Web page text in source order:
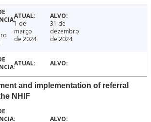
1 de
março
de 2024
31 de
dezembro
de 2024
and implementation of referral
NHIF